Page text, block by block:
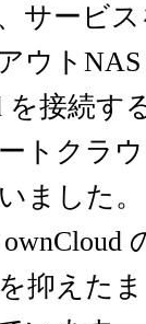
サービ
ウト
を接続す
トクラ
ました。
抑えた